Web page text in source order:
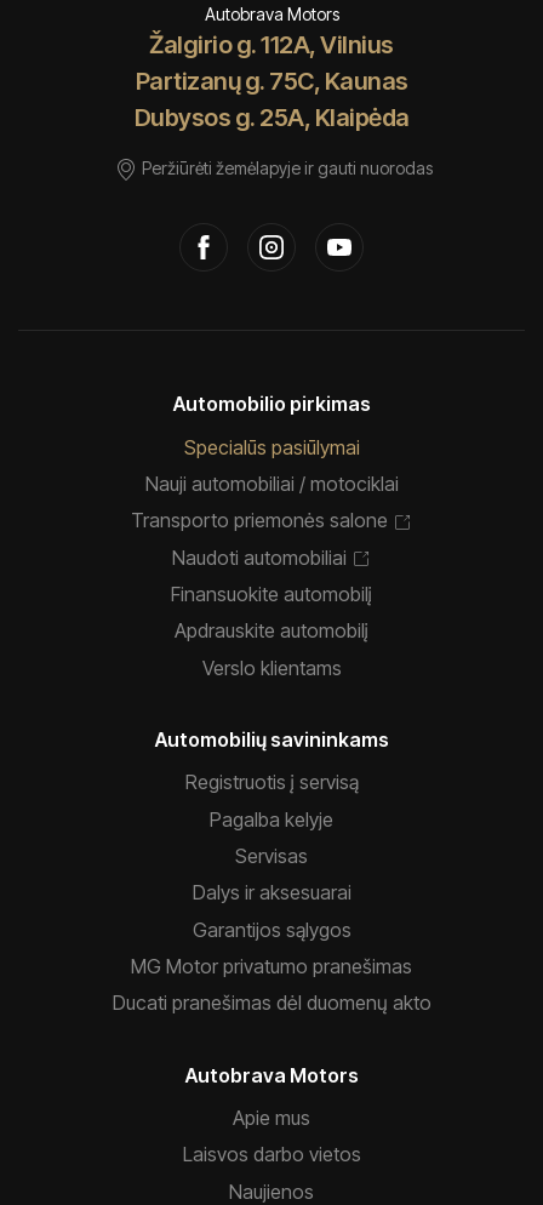
Autobrava Motors
Žalgirio g. 112A, Vilnius
Partizanų g. 75C, Kaunas
Dubysos g. 25A, Klaipėda
Peržiūrėti žemėlapyje ir gauti nuorodas
Automobilio pirkimas
Specialūs pasiūlymai
Nauji automobiliai / motociklai
Transporto priemonės salone
Naudoti automobiliai
Finansuokite automobilį
Apdrauskite automobilį
Verslo klientams
Automobilių savininkams
Registruotis į servisą
Pagalba kelyje
Servisas
Dalys ir aksesuarai
Garantijos sąlygos
MG Motor privatumo pranešimas
Ducati pranešimas dėl duomenų akto
Autobrava Motors
Apie mus
Laisvos darbo vietos
Naujienos